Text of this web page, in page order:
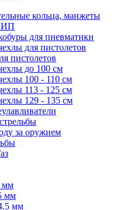
кольца, манжеты
для пневматики
для пистолетов
пистолетов
до 100 см
100 - 110 см
113 - 125 см
129 - 135 см
за оружием
мм
мм
мм